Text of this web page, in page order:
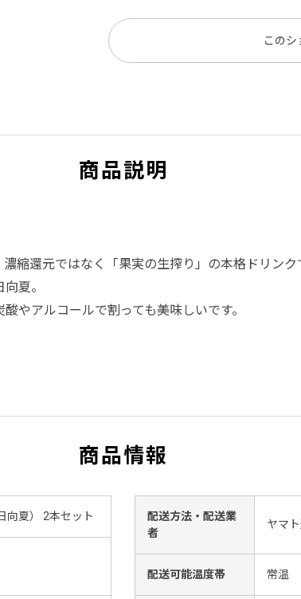
このシ
商品説明
縮還元ではなく「果実の生搾り」の本格ドリンク
夏。
やアルコールで割っても美味しいです。
商品情報
向夏） 2本セット
配送方法・配送業
者
ヤマ
配送可能温度帯 常温